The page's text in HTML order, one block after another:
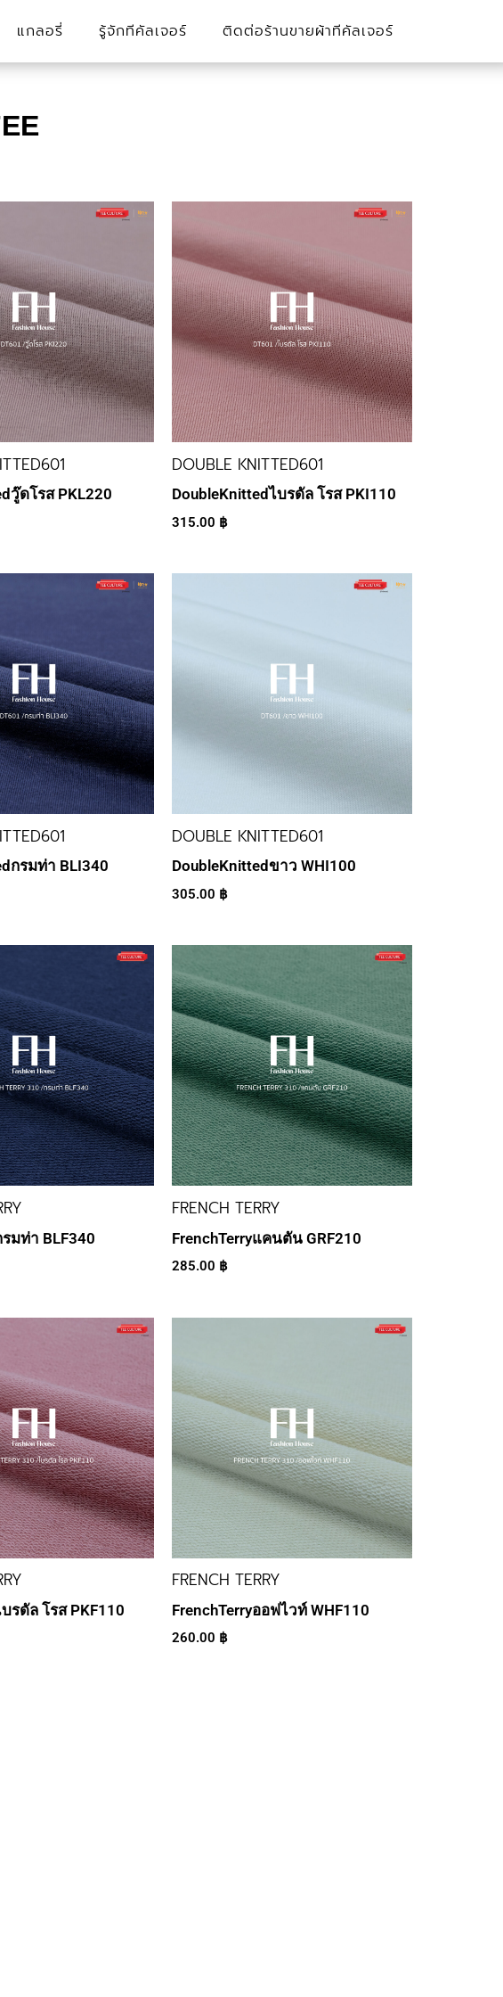
แกลอรี่ รู้จักทีคัลเจอร์ ติดต่อร้านขายผ้าทีคัลเจอร์
วู๊ดโรส PKL220
DOUBLE KNITTED601
DoubleKnittedไบรดัล โรส PKI110
315.00 ฿
กรมท่า BLI340
DOUBLE KNITTED601
DoubleKnittedขาว WHI100
305.00 ฿
มท่า BLF340
FRENCH TERRY
FrenchTerryแคนตัน GRF210
285.00 ฿
รดัล โรส PKF110
FRENCH TERRY
FrenchTerryออฟไวท์ WHF110
260.00 ฿